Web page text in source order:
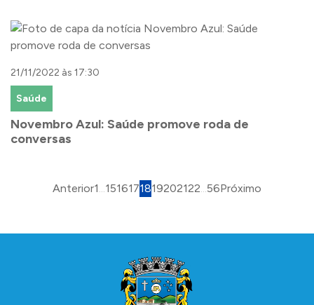
21/11/2022 às 17:30
Saúde
Novembro Azul: Saúde promove roda de
conversas
Anterior1 1516171819202122 56Próximo